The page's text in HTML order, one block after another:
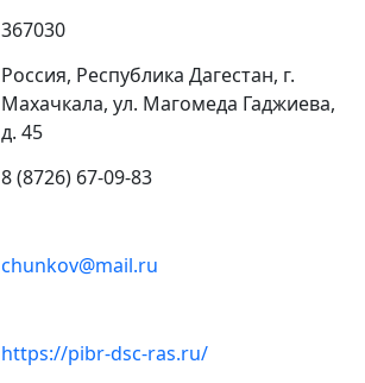
367030
Россия, Республика Дагестан, г.
Махачкала, ул. Магомеда Гаджиева,
д. 45
8 (8726) 67-09-83
chunkov@mail.ru
https://pibr-dsc-ras.ru/